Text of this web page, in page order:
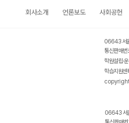
회사소개 언론보도 사회공헌
06643 서
통신판매
학원설립·
학습지원
06643 서